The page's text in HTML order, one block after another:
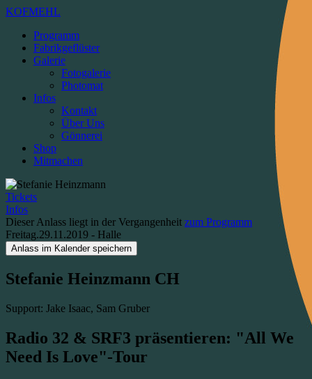
KOFMEHL
Programm
Fabrikgeflüster
Galerie
Fotogalerie
Photomat
Infos
Kontakt
Über Uns
Gönnerei
Shop
Mitmachen
Tickets
Infos
Dieser Anlass liegt in der Vergangenheit zum Programm
Freitag.29.11.2019 - Halle
Anlass im Kalender speichern
Stefanie Heinzmann CH
Support: Jake Isaac, Sam Gruber
Radio 32 & SRF3 präsentieren: "All We
Need Is Love"-Tour